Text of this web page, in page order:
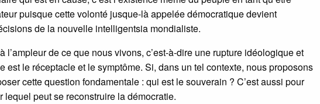
puisque cette volonté jusque-là appelée démocratique devient
de la nouvelle intelligentsia mondialiste.
l’ampleur de ce que nous vivons, c’est-à-dire une rupture idéologique et
le réceptacle et le symptôme. Si, dans un tel contexte, nous proposons
cette question fondamentale : qui est le souverain ? C’est aussi pour
peut se reconstruire la démocratie.